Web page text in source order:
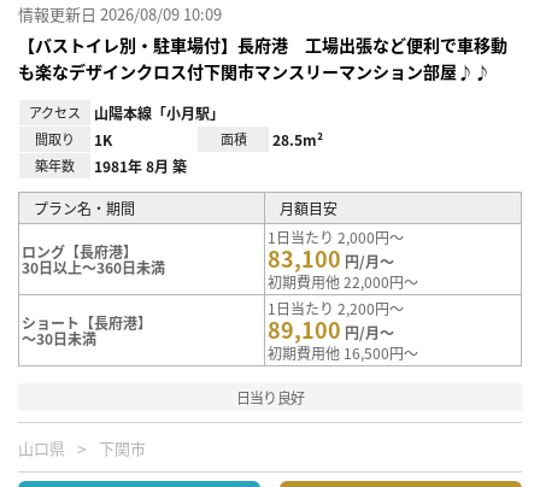
情報更新日 2026/08/09 10:09
【バストイレ別・駐車場付】長府港 工場出張など便利で車移動
も楽なデザインクロス付下関市マンスリーマンション部屋♪♪
アクセス 山陽本線「小月駅」
間取り 1K 面積 28.5m²
築年数 1981年 8月 築
プラン名・期間 月額目安
ロング【長府港】
30日以上～360日未満
1日当たり 2,000円～
83,100 円/月～
初期費用他 22,000円～
ショート【長府港】
～30日未満
1日当たり 2,200円～
89,100 円/月～
初期費用他 16,500円～
日当り良好
山口県 下関市